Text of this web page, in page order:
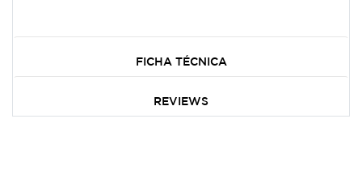
FICHA TÉCNICA
REVIEWS